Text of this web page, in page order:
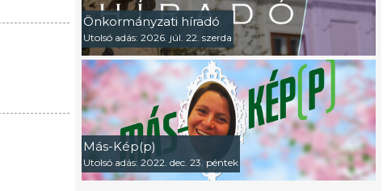
Önkormányzati híradó
Utolsó adás: 2026. júl. 22. szerda
Más-Kép(p)
Utolsó adás: 2022. dec. 23. péntek